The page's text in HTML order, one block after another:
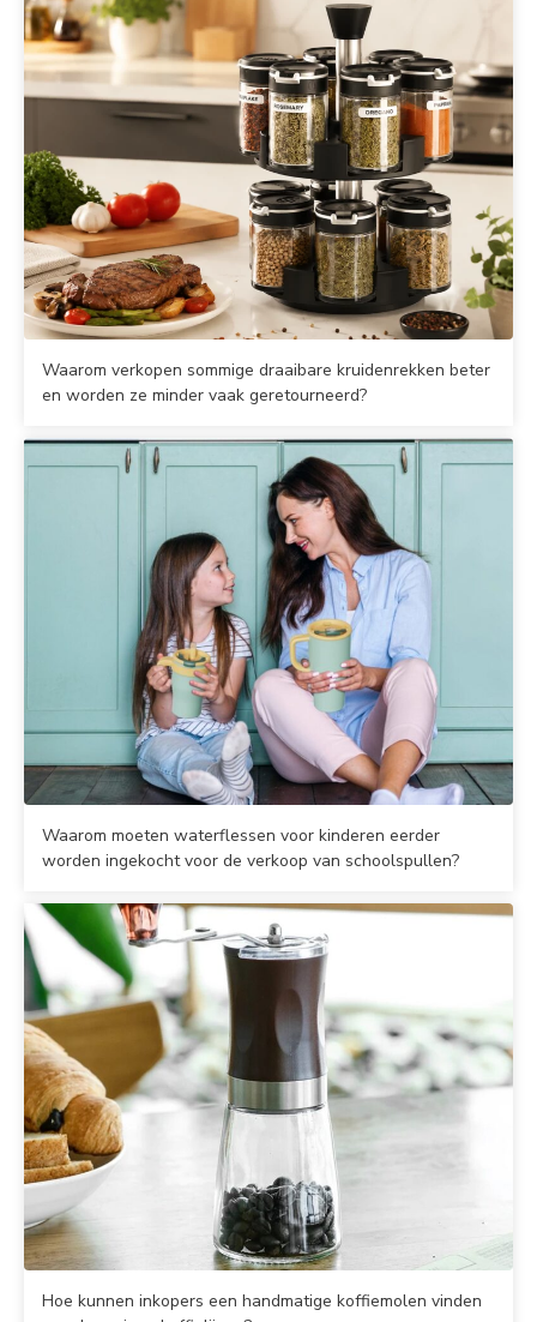
Waarom verkopen sommige draaibare kruidenrekken beter
en worden ze minder vaak geretourneerd?
Waarom moeten waterflessen voor kinderen eerder
worden ingekocht voor de verkoop van schoolspullen?
Hoe kunnen inkopers een handmatige koffiemolen vinden